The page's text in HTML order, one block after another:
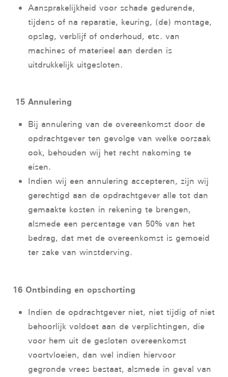
Aansprakelijkheid voor schade gedurende,
tijdens of na reparatie, keuring, (de) montage,
opslag, verblijf of onderhoud, etc. van
machines of materieel aan derden is
uitdrukkelijk uitgesloten.
15 Annulering
Bij annulering van de overeenkomst door de
opdrachtgever ten gevolge van welke oorzaak
ook, behouden wij het recht nakoming te
eisen.
Indien wij een annulering accepteren, zijn wij
gerechtigd aan de opdrachtgever alle tot dan
gemaakte kosten in rekening te brengen,
alsmede een percentage van 50% van het
bedrag, dat met de overeenkomst is gemoeid
ter zake van winstderving.
16 Ontbinding en opschorting
Indien de opdrachtgever niet, niet tijdig of niet
behoorlijk voldoet aan de verplichtingen, die
voor hem uit de gesloten overeenkomst
voortvloeien, dan wel indien hiervoor
gegronde vrees bestaat, alsmede in geval van